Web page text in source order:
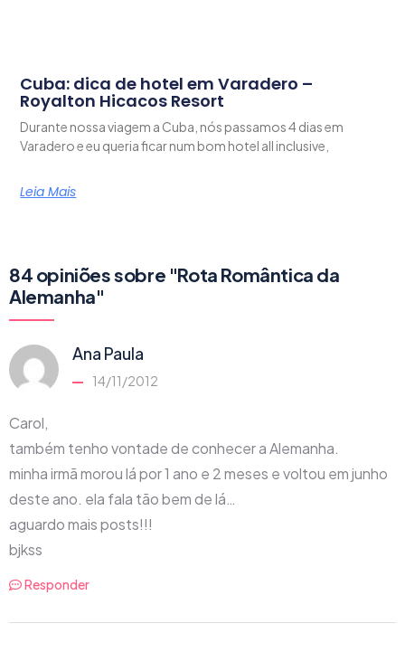
Cuba: dica de hotel em Varadero –
Royalton Hicacos Resort
Durante nossa viagem a Cuba, nós passamos 4 dias em
Varadero e eu queria ficar num bom hotel all inclusive,
Leia Mais
84 opiniões sobre "Rota Romântica da
Alemanha"
Ana Paula
14/11/2012
Carol,
também tenho vontade de conhecer a Alemanha.
minha irmã morou lá por 1 ano e 2 meses e voltou em junho
deste ano. ela fala tão bem de lá…
aguardo mais posts!!!
bjkss
Responder